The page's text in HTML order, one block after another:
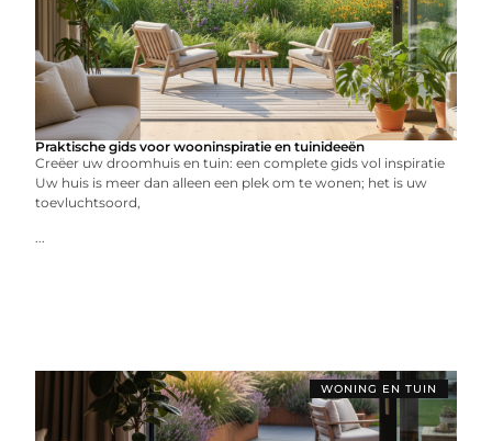
Praktische gids voor wooninspiratie en tuinideeën
Creëer uw droomhuis en tuin: een complete gids vol inspiratie
Uw huis is meer dan alleen een plek om te wonen; het is uw
toevluchtsoord,
...
WONING EN TUIN